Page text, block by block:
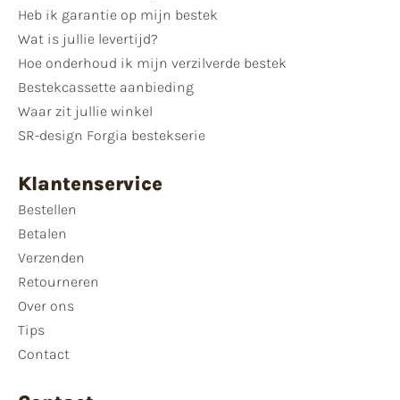
Heb ik garantie op mijn bestek
Wat is jullie levertijd?
Hoe onderhoud ik mijn verzilverde bestek
Bestekcassette aanbieding
Waar zit jullie winkel
SR-design Forgia bestekserie
Klantenservice
Bestellen
Betalen
Verzenden
Retourneren
Over ons
Tips
Contact